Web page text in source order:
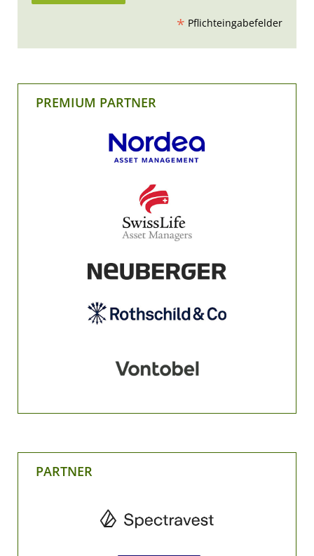
* Pflichteingabefelder
PREMIUM PARTNER
PARTNER